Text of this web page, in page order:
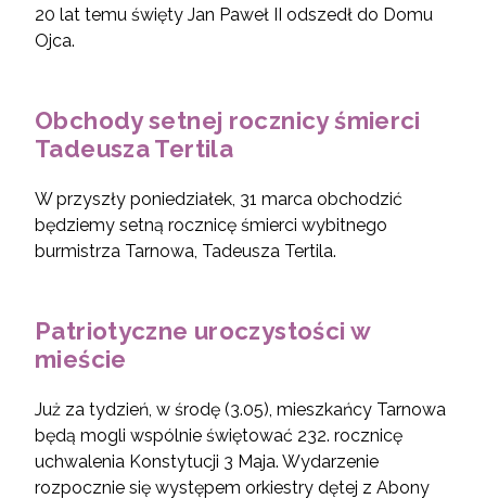
20 lat temu święty Jan Paweł II odszedł do Domu
Ojca.
Obchody setnej rocznicy śmierci
Tadeusza Tertila
W przyszły poniedziałek, 31 marca obchodzić
będziemy setną rocznicę śmierci wybitnego
burmistrza Tarnowa, Tadeusza Tertila.
Patriotyczne uroczystości w
mieście
Już za tydzień, w środę (3.05), mieszkańcy Tarnowa
będą mogli wspólnie świętować 232. rocznicę
uchwalenia Konstytucji 3 Maja. Wydarzenie
rozpocznie się występem orkiestry dętej z Abony